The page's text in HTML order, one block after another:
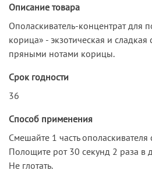
Описание товара
Ополаскиватель-концентрат для
корица» - экзотическая и сладкая
пряными нотами корицы.
Срок годности
36
Способ применения
Смешайте 1 часть
Полощите рот 30 секунд 2 раза в
Не глотать.